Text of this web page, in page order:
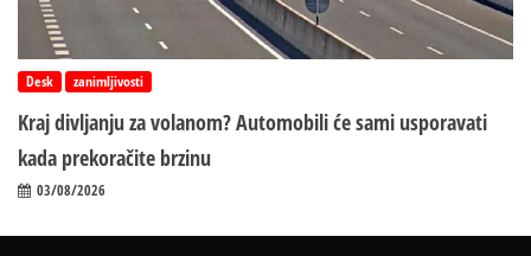
Desk zanimljivosti
Kraj divljanju za volanom? Automobili će sami usporavati
kada prekoračite brzinu
03/08/2026